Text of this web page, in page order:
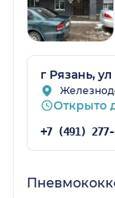
г Рязань,
Открыто